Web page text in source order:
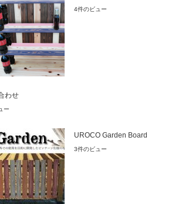
4件のビュー
わせ
ー
UROCO Garden Board
3件のビュー